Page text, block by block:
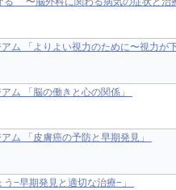
ム 「よりよい視力のために〜視力が
ム 「脳の働きと心の関係」
ム 「皮膚癌の予防と早期発見」
−早期発見と適切な治療−」